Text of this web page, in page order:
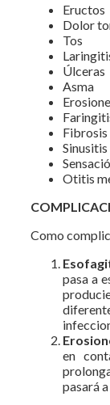
Eructos
Dolor
Tos
Úlceras
Asma
Sinusitis
Otitis
Como
pasa a
en
pasará